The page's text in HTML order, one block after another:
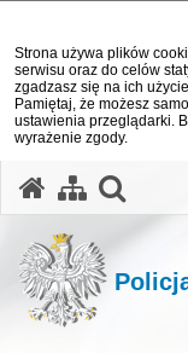
Strona używa plików
serwisu oraz do celów
zgadzasz się na ich
Pamiętaj, że możesz
ustawienia przeglądarki.
wyrażenie zgody.